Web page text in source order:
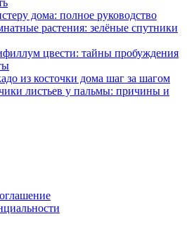
дома: полное руководство
растения: зелёные спутники
цвести: тайны пробуждения
из косточки дома шаг за шагом
листьев у пальмы: причины и